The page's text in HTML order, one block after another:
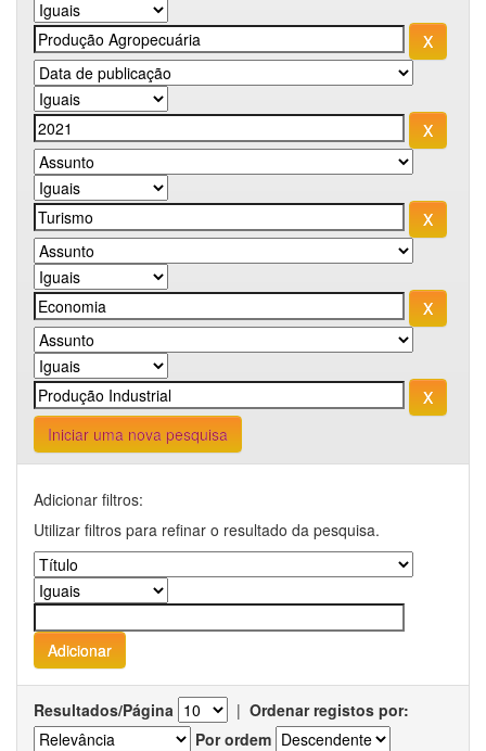
Iniciar uma nova pesquisa
Adicionar filtros:
Utilizar filtros para refinar o resultado da pesquisa.
Resultados/Página | Ordenar registos por:
Por ordem